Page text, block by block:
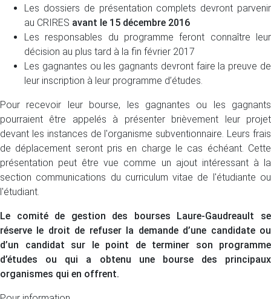
Les dossiers de présentation complets devront parvenir
au CRIRES avant le 15 décembre 2016
Les responsables du programme feront connaître leur
décision au plus tard à la fin février 2017
Les gagnantes ou les gagnants devront faire la preuve de
leur inscription à leur programme d’études.
Pour recevoir leur bourse, les gagnantes ou les gagnants
pourraient être appelés à présenter brièvement leur projet
devant les instances de l'organisme subventionnaire. Leurs frais
de déplacement seront pris en charge le cas échéant. Cette
présentation peut être vue comme un ajout intéressant à la
section communications du curriculum vitae de l'étudiante ou
l'étudiant.
Le comité de gestion des bourses Laure-Gaudreault se
réserve le droit de refuser la demande d’une candidate ou
d’un candidat sur le point de terminer son programme
d’études ou qui a obtenu une bourse des principaux
organismes qui en offrent.